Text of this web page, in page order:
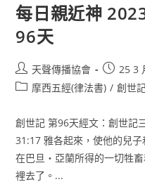
每日親近神
96天
天聲傳播協會
25 3
摩西五經(律法書) / 創世記
創世記 第96天經文：創世記
31:17 雅各起來，使他的兒
在巴旦‧亞蘭所得的一切牲
裡去了。...